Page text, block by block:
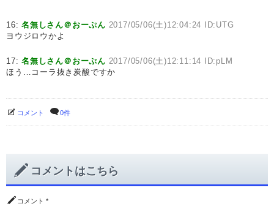
16:名無しさん＠おーぷん 2017/05/06(土)12:04:24 ID:UTG
ヨウジロウかよ
17:名無しさん＠おーぷん 2017/05/06(土)12:11:14 ID:pLM
ほう…コーラ抜き炭酸ですか
コメント 0件
コメントはこちら
コメント *